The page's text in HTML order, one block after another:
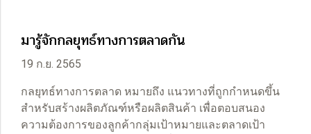
มารู้จักกลยุทธ์ทางการตลาดกัน
19 ก.ย. 2565
กลยุทธ์ทางการตลาด หมายถึง แนวทางที่ถูกกำหนดขึ้น
สำหรับสร้างผลิตภัณฑ์หรือผลิตสินค้า เพื่อตอบสนอง
ความต้องการของลูกค้ากลุ่มเป้าหมายและตลาดเป้า